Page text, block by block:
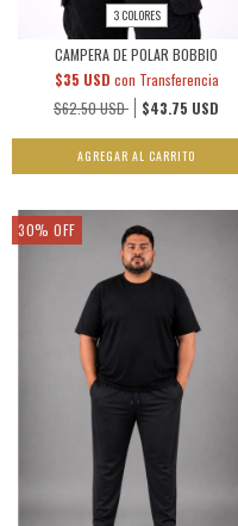
3 COLORES
CAMPERA DE POLAR BOBBIO
$62.50 USD $43.75 USD
$35 USD con Transferencia
AGREGAR AL CARRITO
30% OFF